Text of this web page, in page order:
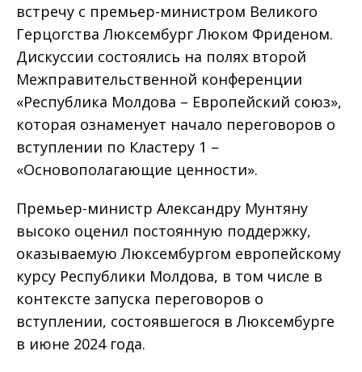
встречу с премьер-министром Великого
Герцогства Люксембург Люком Фриденом.
Дискуссии состоялись на полях второй
Межправительственной конференции
«Республика Молдова – Европейский союз»,
которая ознаменует начало переговоров о
вступлении по Кластеру 1 –
«Основополагающие ценности».
Премьер-министр Александру Мунтяну
высоко оценил постоянную поддержку,
оказываемую Люксембургом европейскому
курсу Республики Молдова, в том числе в
контексте запуска переговоров о
вступлении, состоявшегося в Люксембурге
в июне 2024 года.